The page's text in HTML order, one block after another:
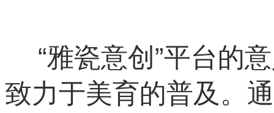
“雅瓷意创”平台的
致力于美育的普及。